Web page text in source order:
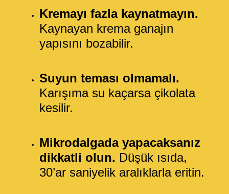
Kremayı fazla kaynatmayın.
Kaynayan krema ganajın
yapısını bozabilir.
Suyun teması olmamalı.
Karışıma su kaçarsa çikolata
kesilir.
Mikrodalgada yapacaksanız
dikkatli olun. Düşük ısıda,
30’ar saniyelik aralıklarla eritin.